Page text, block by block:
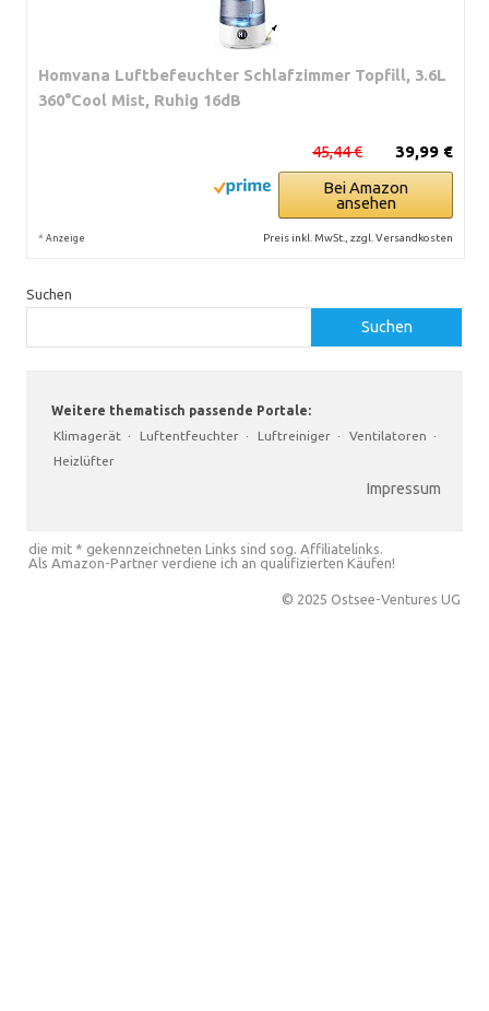
Homvana Luftbefeuchter Schlafzimmer Topfill, 3.6L
360°Cool Mist, Ruhig 16dB
39,99 €
45,44 €
Bei Amazon
ansehen
* Anzeige Preis inkl. MwSt., zzgl. Versandkosten
Suchen
Suchen
Weitere thematisch passende Portale:
Klimagerät · Luftentfeuchter · Luftreiniger · Ventilatoren ·
Heizlüfter
Impressum
die mit * gekennzeichneten Links sind sog. Affiliatelinks.
Als Amazon-Partner verdiene ich an qualifizierten Käufen!
© 2025 Ostsee-Ventures UG